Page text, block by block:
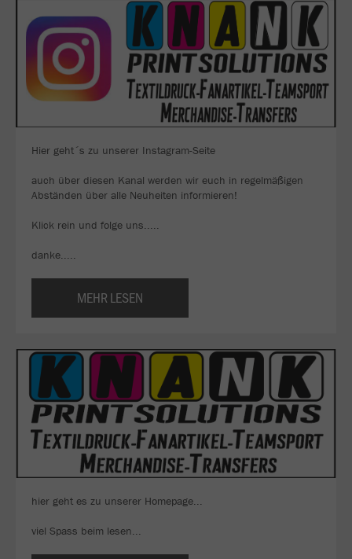
Hier geht´s zu unserer Instagram-Seite
auch über diesen Kanal werden wir euch in regelmäßigen
Abständen über alle Neuheiten informieren!
Klick rein und folge uns.....
danke.....
MEHR LESEN
hier geht es zu unserer Homepage...
viel Spass beim lesen...